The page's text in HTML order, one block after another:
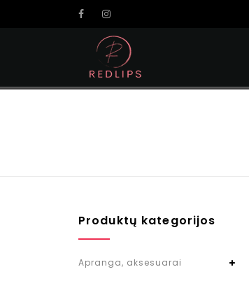
Produktų kategorijos
Apranga, aksesuarai